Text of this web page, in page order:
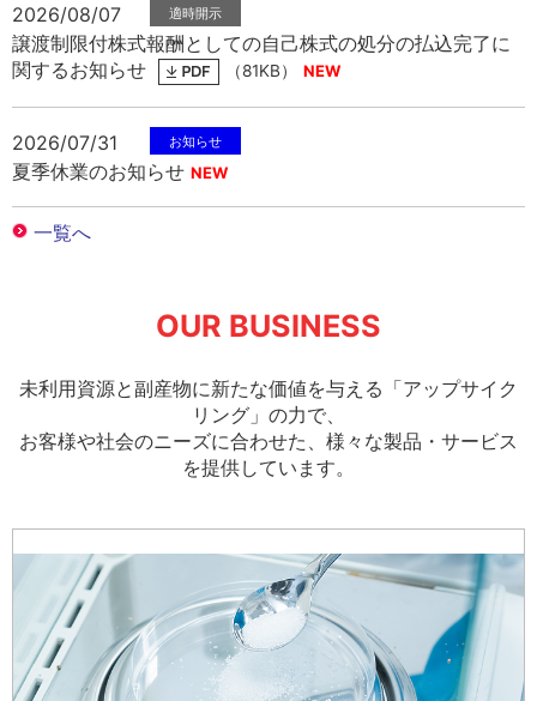
2026/08/07
譲渡制限付株式報酬としての自己株式の処分の払込完了に
関するお知らせ
（81KB）
2026/07/31
夏季休業のお知らせ
OUR BUSINESS
未利用資源と副産物に新たな価値を与える「アップサイク
リング」の力で、
お客様や社会のニーズに合わせた、様々な製品・サービス
を提供しています。